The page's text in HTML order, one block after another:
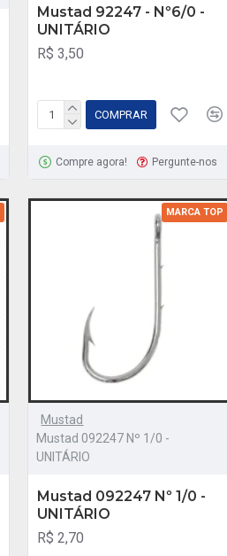
Mustad 92247 - Nº6/0 -
UNITÁRIO
R$ 3,50
COMPRAR
Compre agora! Pergunte-nos
MARCA TOP
Mustad
Mustad 092247 Nº 1/0 -
UNITÁRIO
Mustad 092247 Nº 1/0 -
UNITÁRIO
R$ 2,70